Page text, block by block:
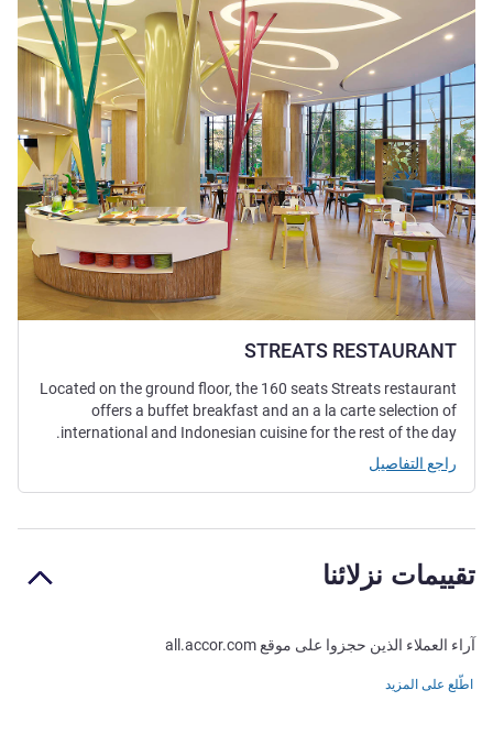
STREATS RESTAURANT
Located on the ground floor, the 160 seats Streats restaurant
offers a buffet breakfast and an a la carte selection of
international and Indonesian cuisine for the rest of the day.
راجع التفاصيل
تقييمات نزلائنا
آراء العملاء الذين حجزوا على موقع all.accor.com
اطّلع على المزيد